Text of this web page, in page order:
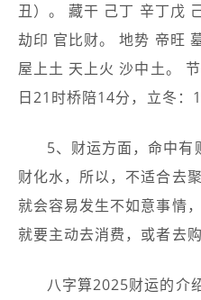
丑）。 藏干 己丁 辛丁戊
劫印 官比财。 地势 帝旺
屋上土 天上火 沙中土。
日21时桥陪14分，立冬：
5、财运方面，命中有
财化水，所以，不适合去
就会容易发生不如意事情
就要主动去消费，或者去
八字算2025财运的介